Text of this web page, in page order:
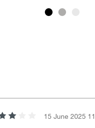
15 June 2025